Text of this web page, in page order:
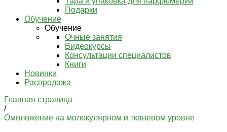
Подарки
Обучение
Обучение
Очные занятия
Видеокурсы
Консультации специалистов
Книги
Новинки
Распродажа
Главная страница
/
Омоложение на молекулярном и тканевом уровне